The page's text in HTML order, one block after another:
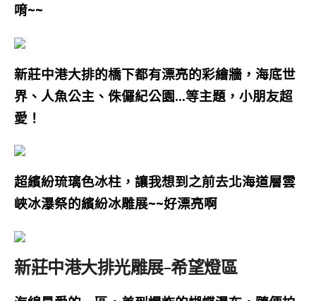
唷~~
新莊中港大排的橋下都有漂亮的彩繪牆，海底世
界、人魚公主、侏儸紀公園…等主題，小朋友超
愛！
超繽紛琉璃色冰柱，讓我想到之前去北海道層雲
峽冰瀑祭的繽紛冰雕展~~好漂亮啊
新莊中港大排光雕展-希望燈區